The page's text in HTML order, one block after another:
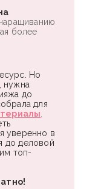
Но
нужна
до
для
,
уверенно в
до деловой
топ-
более